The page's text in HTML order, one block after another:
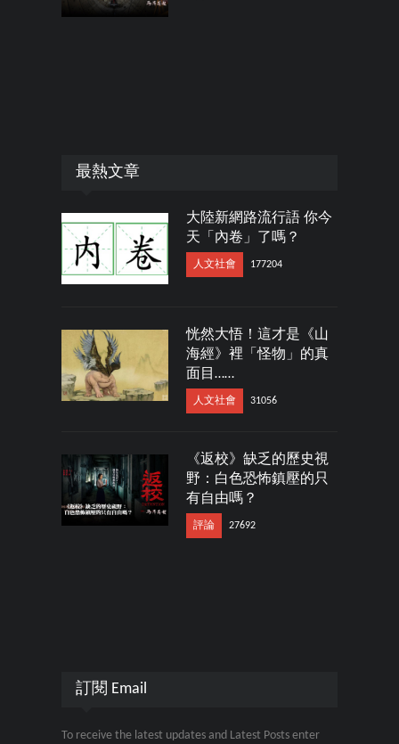
最熱文章
大陸新網路流行語 你今
天「內卷」了嗎？
人文社會 177204
恍然大悟！這才是《山
海經》裡「怪物」的真
面目……
人文社會 31056
《返校》缺乏的歷史視
野：白色恐怖鎮壓的只
有自由嗎？
評論 27692
訂閱 Email
To receive the latest updates and Latest Posts enter